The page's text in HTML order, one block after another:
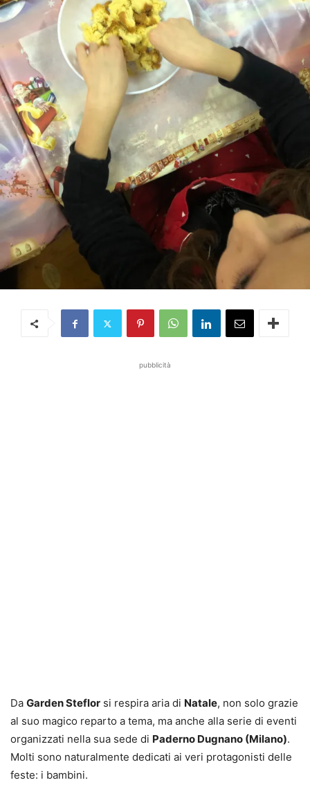
pubblicità
Da Garden Steflor si respira aria di Natale, non solo grazie
al suo magico reparto a tema, ma anche alla serie di eventi
organizzati nella sua sede di Paderno Dugnano (Milano).
Molti sono naturalmente dedicati ai veri protagonisti delle
feste: i bambini.